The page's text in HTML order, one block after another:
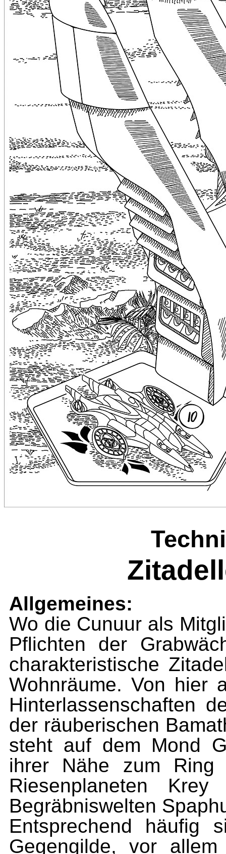
Allgemeines:
Wo die Cunuur als
Pflichten der
charakteristische
Wohnräume. Von hier
Hinterlassenschaften
der räuberischen
steht auf dem Mond
ihrer Nähe zum Ring
Riesenplaneten
Begräbniswelten
Entsprechend häufig
Gegengilde, vor